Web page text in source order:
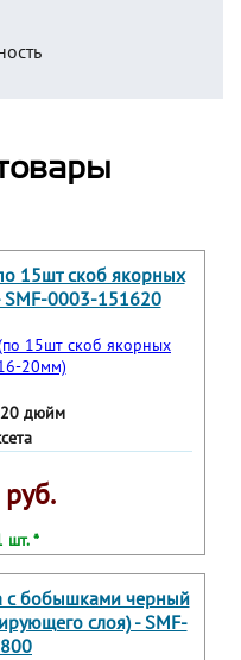
15шт скоб якорных
SMF-0003-151620
дюйм
шт. *
с бобышками черный
слоя) - SMF-